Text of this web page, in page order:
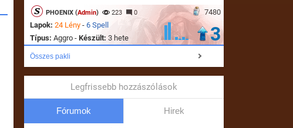
7480
PHOENIX (Admin) 223 0
Lapok: 24 Lény - 6 Spell
Típus: Aggro - Készült: 3 hete 3
Összes pakli
Legfrissebb hozzászólások
Fórumok Hirek